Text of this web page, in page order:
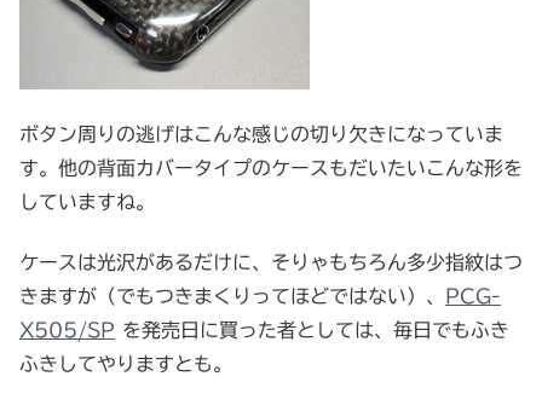
ボタン周りの逃げはこんな感じの切り欠きになっていま
す。他の背面カバータイプのケースもだいたいこんな形を
していますね。
ケースは光沢があるだけに、そりゃもちろん多少指紋はつ
きますが（でもつきまくりってほどではない）、
PCG-
X505/SP を発売日に買った者としては、毎日でもふき
ふきしてやりますとも。